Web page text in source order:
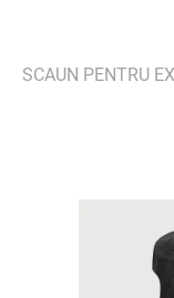
SCAUN PENTRU